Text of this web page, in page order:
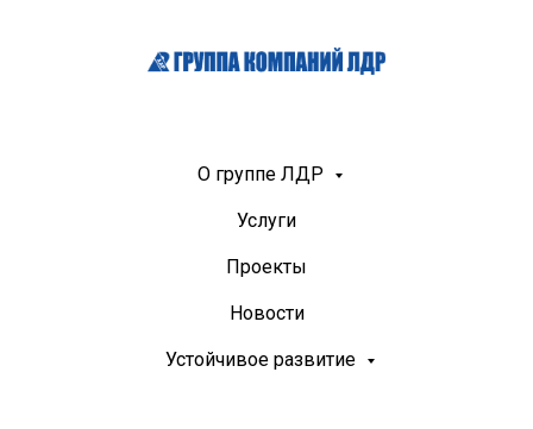
О группе ЛДР
Услуги
Проекты
Новости
Устойчивое развитие